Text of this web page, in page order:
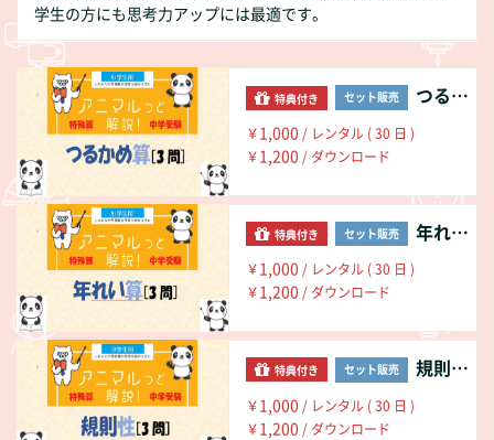
学生の方にも思考力アップには最適です。
特典付き セット販売 つるかめ算の基本
￥1,000 / レンタル ( 30 日 )
￥1,200 / ダウンロード
特典付き セット販売 年れい算の基本
￥1,000 / レンタル ( 30 日 )
￥1,200 / ダウンロード
特典付き セット販売 規則性の基本
￥1,000 / レンタル ( 30 日 )
￥1,200 / ダウンロード